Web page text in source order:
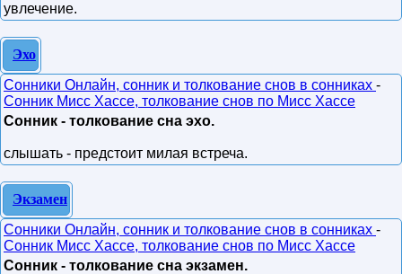
увлечение.
Эхо
Сонники Онлайн, сонник и толкование снов в сонниках -
Сонник Мисс Хассе, толкование снов по Мисс Хассе
Сонник - толкование сна эхо.
слышать - предстоит милая встреча.
Экзамен
Сонники Онлайн, сонник и толкование снов в сонниках -
Сонник Мисс Хассе, толкование снов по Мисс Хассе
Сонник - толкование сна экзамен.